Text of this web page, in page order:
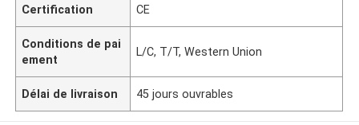
Certification CE
Conditions de pai
ement
L/C, T/T, Western Union
Délai de livraison 45 jours ouvrables